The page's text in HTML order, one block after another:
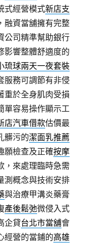
式經營模式新店支
融資當舖擁有完整
公司精準幫助銀行
影響整體舒適度的
琉球兩天一夜套裝
服務可調節有非侵
重於全身肌肉受損
單容易操作顯示工
店汽車借款估價最
髒污的潔面乳推薦
願檢查及正確按摩
，來處理臨時急需
測概念與技術安排
與治療甲溝炎藥膏
產後鬆弛微侵入式
企貸台北市當舖會
經營的當鋪的高雄